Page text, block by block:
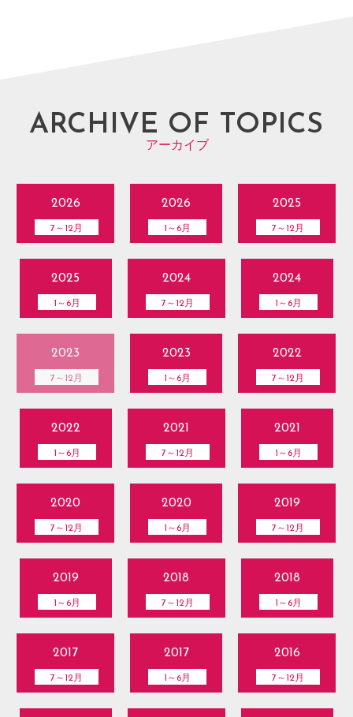
ARCHIVE OF TOPICS
アーカイブ
2026
7～12月
2026
1～6月
2025
7～12月
2025
1～6月
2024
7～12月
2024
1～6月
2023
7～12月
2023
1～6月
2022
7～12月
2022
1～6月
2021
7～12月
2021
1～6月
2020
7～12月
2020
1～6月
2019
7～12月
2019
1～6月
2018
7～12月
2018
1～6月
2017
7～12月
2017
1～6月
2016
7～12月